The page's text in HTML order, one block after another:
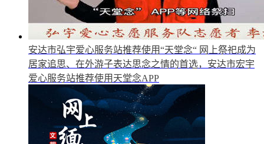
安达市弘宇爱心服务站推荐使用“天堂念“ 网上祭祀成为
居家追思、在外游子表达思念之情的首选，安达市宏宇
爱心服务站推荐使用天堂念APP